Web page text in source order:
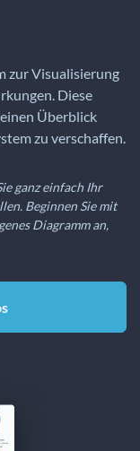
zur Visualisierung
Diese
Überblick
zu verschaffen.
ganz einfach Ihr
Beginnen Sie mit
Diagramm an,